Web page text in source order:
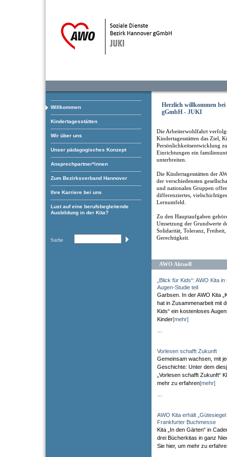
Willkommen
Kindertagesstätten
Wir über uns
Unser pädagogisches Konzept
Ansprechpartner*innen
Zum Bezirksverband Hannover
Ihre Karriere bei uns
Lust auf eine berufsbegleitende
Ausbildung in der Kita?
Suche
Herzlich willkommen
gGmbH - JUKI
Die Arbeiterwohlfahrt
Kindertagesstätten das Ziel,
Persönlichkeitsentwicklung
Einrichtungen ein
unterbreiten.
Die Kindertagesstätten der
der verschiedensten
und nationalen Gruppen
differenziertes,
Lernumfeld.
Zu den Hauptaufgaben
Umsetzung der Grundwerte
Solidarität, Toleranz,
Gerechtigkeit.
AWO Aktuell
„Blick für Kids“: AWO Kita
Augen-Studie teil
Garbsen. In der AWO Kita
hat in Zusammenarbeit mit
Kids“ ein kostenloses
Kinder[mehr]
Vorlesen schafft Zukunft
Gemeinsam wachsen, mit
Geschichte: Unter dem
„Vorlesen schafft Zukunft“
mehr zu erfahren[mehr]
AWO Kita erhält
Frankfurter Buchmesse
Kita „In den Gärten“ in
drei Bücherkitas in ganz
Sie hier, um mehr zu